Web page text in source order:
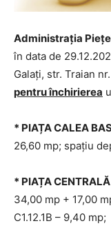
Administrația
în data de
Galaţi, str. Traian
pentru închirierea
* PIAȚA CALEA
26,60 mp; spațiu
* PIAȚA CENTRALĂ
34,00 mp + 17,00
C1.12.1B – 9,40 mp;